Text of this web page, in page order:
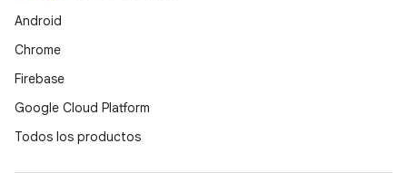
Android
Chrome
Firebase
Google Cloud Platform
Todos los productos